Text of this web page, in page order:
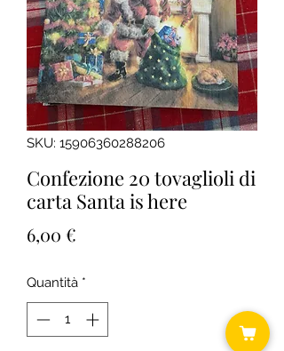
SKU: 15906360288206
Confezione 20 tovaglioli di
carta Santa is here
6,00 €
Quantità *